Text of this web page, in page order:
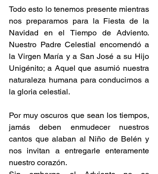
Todo esto lo tenemos presente mientras
nos preparamos para la Fiesta de la
Navidad en el Tiempo de Adviento.
Nuestro Padre Celestial encomendó a
la Virgen María y a San José a su Hijo
Unigénito; a Aquel que asumió nuestra
naturaleza humana para conducirnos a
la gloria celestial.
Por muy oscuros que sean los tiempos,
jamás deben enmudecer nuestros
cantos que alaban al Niño de Belén y
nos invitan a entregarle enteramente
nuestro corazón.